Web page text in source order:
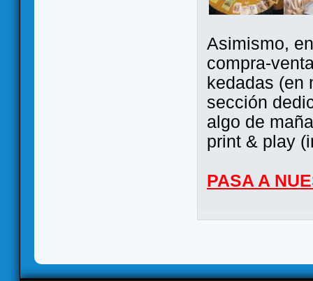
Asimismo,
compra-
kedadas (en
sección
algo de
print & play
PASA A